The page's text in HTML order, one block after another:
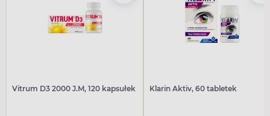
Vitrum D3 2000 J.M, 120 kapsułek Klarin Aktiv, 60 tabletek